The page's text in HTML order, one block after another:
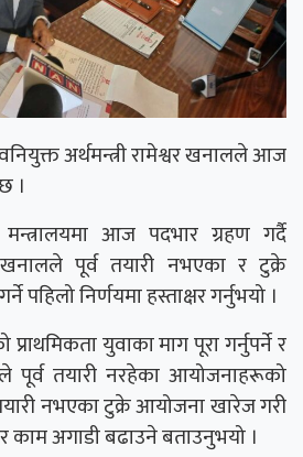
अर्थमन्त्री रामेश्वर खनालले आज
।
आज पदभार ग्रहण गर्दै
खनालले पूर्व तयारी नभएका र टुक्रे
पहिलो निर्णयमा हस्ताक्षर गर्नुभयो ।
युवाका माग पूरा गर्नुपर्ने र
पूर्व तयारी नरहेका आयोजनाहरूको
नभएका टुक्रे आयोजना खारेज गरी
अगाडी बढाउने बताउनुभयो ।